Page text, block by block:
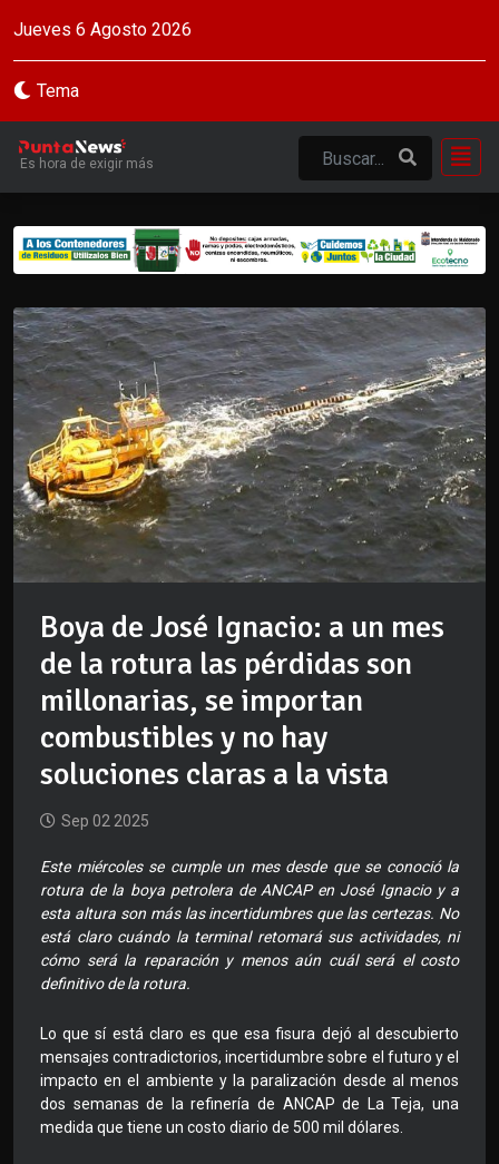
Jueves 6 Agosto 2026
Tema
Es hora de exigir más
Boya de José Ignacio: a un mes
de la rotura las pérdidas son
millonarias, se importan
combustibles y no hay
soluciones claras a la vista
Sep 02 2025
Este miércoles se cumple un mes desde que se conoció la
rotura de la boya petrolera de ANCAP en José Ignacio y a
esta altura son más las incertidumbres que las certezas. No
está claro cuándo la terminal retomará sus actividades, ni
cómo será la reparación y menos aún cuál será el costo
definitivo de la rotura.
Lo que sí está claro es que esa fisura dejó al descubierto
mensajes contradictorios, incertidumbre sobre el futuro y el
impacto en el ambiente y la paralización desde al menos
dos semanas de la refinería de ANCAP de La Teja, una
medida que tiene un costo diario de 500 mil dólares.